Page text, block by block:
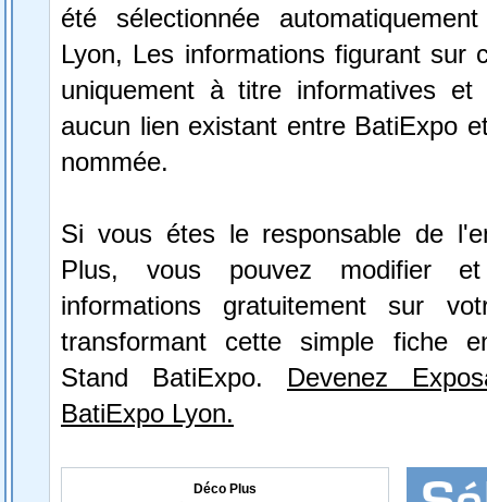
été sélectionnée
Lyon, Les informations figurant sur
uniquement à titre informatives et
aucun lien existant entre BatiExpo
nommée.
Si vous étes le responsable de
Plus, vous pouvez modifier
informations gratuitement sur
transformant cette simple fiche
Stand BatiExpo. Devenez
BatiExpo Lyon.
Déco Plus